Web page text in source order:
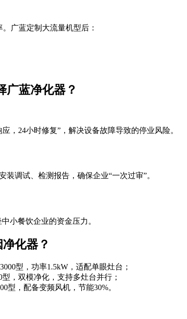
广蓝定制大流量机型后：
广蓝净化器？
，24小时修复”，解决设备故障导致的停业风险。
调试、检测报告，确保企业“一次过审”。
小餐饮企业的资金压力。
化器？
型，功率1.5kW，适配单眼灶台；
型，双模净化，支持多灶台并行；
型，配备变频风机，节能30%。